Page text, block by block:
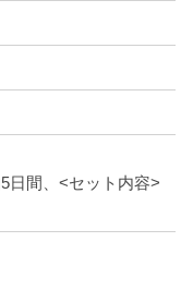
日間、<セット内容>